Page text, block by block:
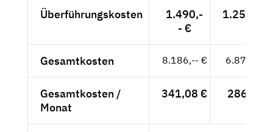
Überführungskosten
1.490,-
- €
1.252,10
Gesamtkosten 8.186,-- € 6.878,99
Gesamtkosten /
Monat
341,08 € 286,62 €